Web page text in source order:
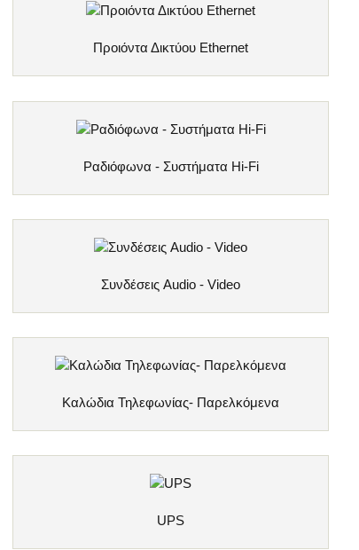
Προιόντα Δικτύου Ethernet
Ραδιόφωνα - Συστήματα Hi-Fi
Συνδέσεις Audio - Video
Kαλώδια Τηλεφωνίας- Παρελκόμενα
UPS